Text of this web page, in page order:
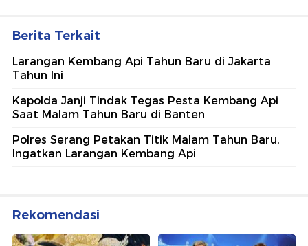
Berita Terkait
Larangan Kembang Api Tahun Baru di Jakarta
Tahun Ini
Kapolda Janji Tindak Tegas Pesta Kembang Api
Saat Malam Tahun Baru di Banten
Polres Serang Petakan Titik Malam Tahun Baru,
Ingatkan Larangan Kembang Api
Rekomendasi